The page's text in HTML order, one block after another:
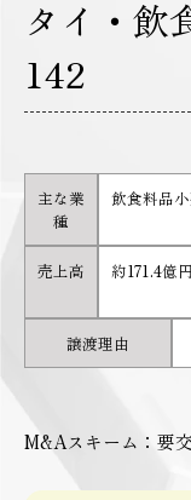
タイ・飲
142
主な業
種
飲食料品
売上高 約171.4億円
譲渡理由
M&Aスキーム：要